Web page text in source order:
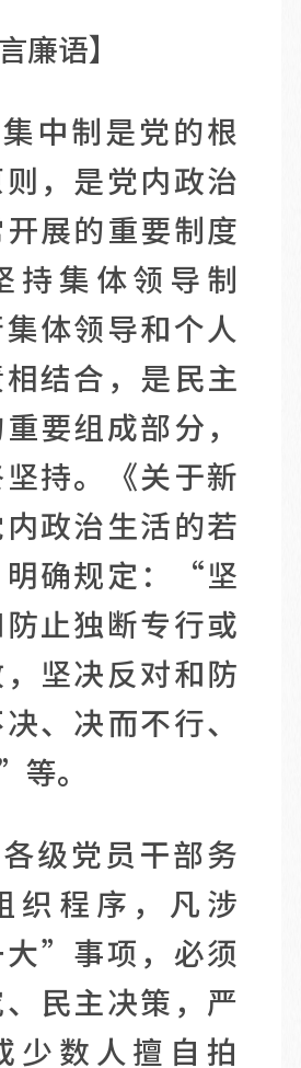
廉语】
集中制是党的根
，是党内政治
展的重要制度
持集体领导制
体领导和个人
结合，是民主
要组成部分，
持。《关于新
政治生活的若
明确规定：“坚
止独断专行或
坚决反对和防
、决而不行、
等。
级党员干部务
织程序，凡涉
大”事项，必须
民主决策，严
少数人擅自拍